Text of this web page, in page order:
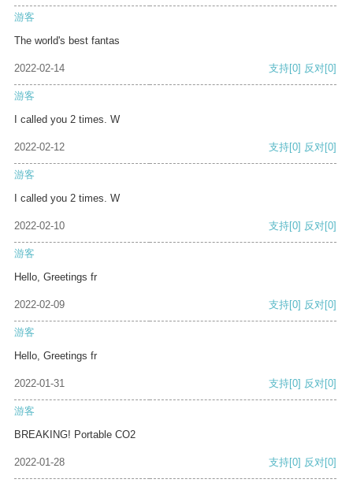
游客
The world's best fantas
2022-02-14 支持[0] 反对[0]
游客
I called you 2 times. W
2022-02-12 支持[0] 反对[0]
游客
I called you 2 times. W
2022-02-10 支持[0] 反对[0]
游客
Hello, Greetings fr
2022-02-09 支持[0] 反对[0]
游客
Hello, Greetings fr
2022-01-31 支持[0] 反对[0]
游客
BREAKING! Portable CO2
2022-01-28 支持[0] 反对[0]